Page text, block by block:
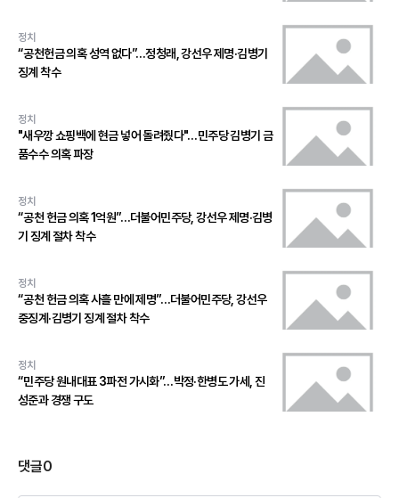
정치
“공천헌금 의혹 성역 없다”…정청래, 강선우 제명·김병기
징계 착수
정치
"새우깡 쇼핑백에 현금 넣어 돌려줬다"…민주당 김병기 금
품수수 의혹 파장
정치
“공천 헌금 의혹 1억원”…더불어민주당, 강선우 제명·김병
기 징계 절차 착수
정치
“공천 헌금 의혹 사흘 만에 제명”…더불어민주당, 강선우
중징계·김병기 징계 절차 착수
정치
“민주당 원내대표 3파전 가시화”…박정·한병도 가세, 진
성준과 경쟁 구도
댓글0